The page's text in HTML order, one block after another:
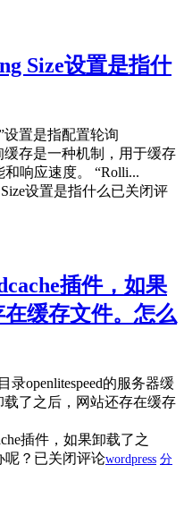
Size设置是指什
设置是指配置轮询
缓存是一种机制，用于缓存
响应速度。 “Rolli...
设置是指什么已关闭评
插件，如果
缓存文件。怎么
录openlitespeed的服务器缓
载了之后，网站还存在缓存
插件，如果卸载了之
？ 已关闭评论wordpress 分